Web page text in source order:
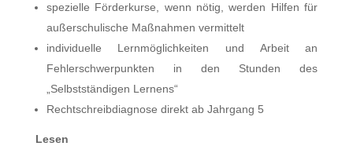
spezielle Förderkurse, wenn nötig, werden Hilfen für
außerschulische Maßnahmen vermittelt
individuelle Lernmöglichkeiten und Arbeit an
Fehlerschwerpunkten in den Stunden des
„Selbstständigen Lernens“
Rechtschreibdiagnose direkt ab Jahrgang 5
Lesen